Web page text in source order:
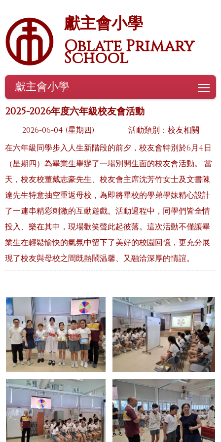
獻主會小學
Oblate Primary
School
獻主會小學
2025-2026年度六年級校友會活動
2026-06-04 (星期四)
活動類別：校友相關
在六年級同學步入人生新階段的前夕，校友會特別於6月4日
（星期四）為畢業生舉辦了一場別開生面的校友會活動。 當
天，校友校董戴志豪先生、校友會主席沈芳竹女士及文書陳
達先生特意抽空重返母校，為即將畢校的學弟學妹精心設計
了一連串精彩刺激的互動遊戲。活動過程中，同學們皆全情
投入、樂在其中，現場歡笑聲此起彼落。這次活動不僅讓畢
業生在輕鬆愉快的氣氛中留下了美好的校園回憶，更充分展
現了校友與母校之間既熱鬧温馨、又融洽深厚的情誼。